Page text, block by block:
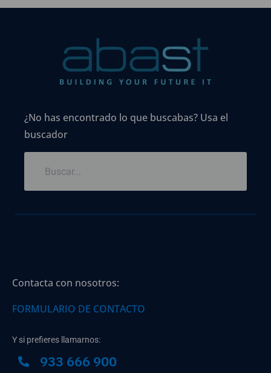
¿No has encontrado lo que buscabas? Usa el
buscador
Contacta con nosotros:
FORMULARIO DE CONTACTO
Y si prefieres llamarnos:
933 666 900